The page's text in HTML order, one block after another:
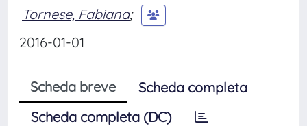
Tornese, Fabiana;
2016-01-01
Scheda breve
Scheda completa
Scheda completa (DC)